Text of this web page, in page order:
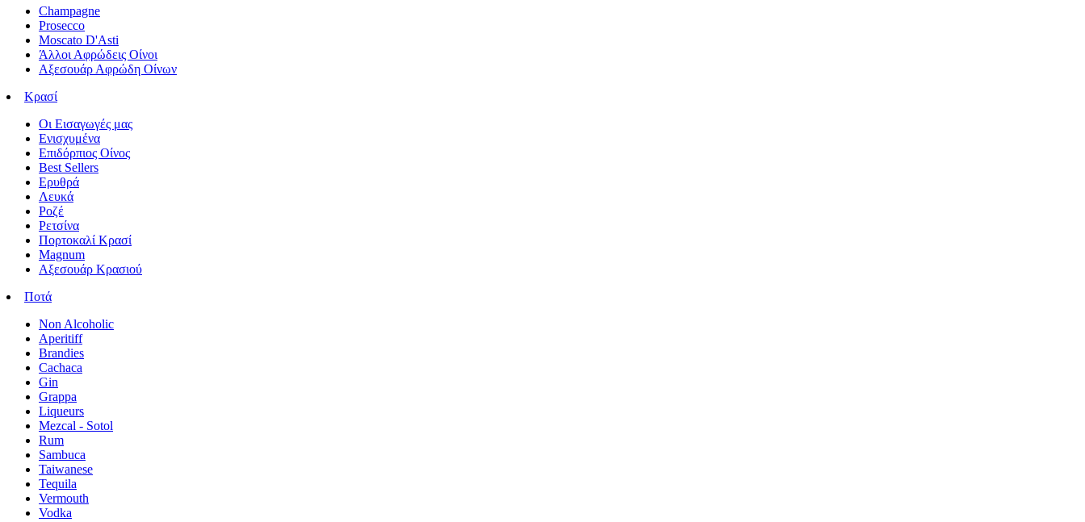
Champagne
Prosecco
Moscato D'Asti
Άλλοι Αφρώδεις Οίνοι
Αξεσουάρ Αφρώδη Οίνων
Κρασί
Οι Εισαγωγές μας
Ενισχυμένα
Επιδόρπιος Οίνος
Best Sellers
Ερυθρά
Λευκά
Ροζέ
Ρετσίνα
Πορτοκαλί Κρασί
Magnum
Αξεσουάρ Κρασιού
Ποτά
Non Alcoholic
Aperitiff
Brandies
Cachaca
Gin
Grappa
Liqueurs
Mezcal - Sotol
Rum
Sambuca
Taiwanese
Tequila
Vermouth
Vodka